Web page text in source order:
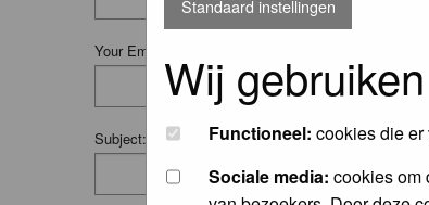
Standaard instellingen
Wij
Functioneel: cookies die er
Sociale media: cookies om
Your Email:
Subject: